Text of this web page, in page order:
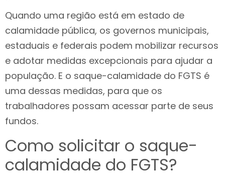
Quando uma região está em estado de
calamidade pública, os governos municipais,
estaduais e federais podem mobilizar recursos
e adotar medidas excepcionais para ajudar a
população. E o saque-calamidade do FGTS é
uma dessas medidas, para que os
trabalhadores possam acessar parte de seus
fundos.
Como solicitar o saque-
calamidade do FGTS?